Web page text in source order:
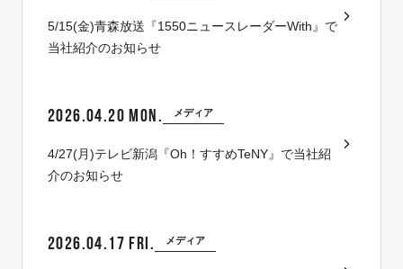
5/15(金)青森放送『1550ニュースレーダーWith』で
当社紹介のお知らせ
2026.04.20 MON. メディア
4/27(月)テレビ新潟『Oh！すすめTeNY』で当社紹
介のお知らせ
2026.04.17 FRI. メディア